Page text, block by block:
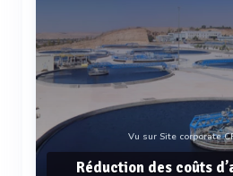
Vu sur Site corporate
Réduction des coûts